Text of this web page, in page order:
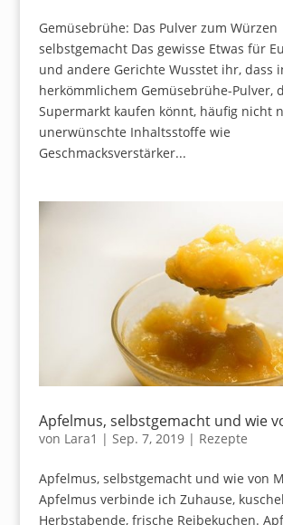
Gemüsebrühe: Das Pulver zum Würzen
selbstgemacht Das gewisse Etwas für
und andere Gerichte Wusstet ihr, dass
herkömmlichem Gemüsebrühe-Pulver,
Supermarkt kaufen könnt, häufig nicht
unerwünschte Inhaltsstoffe wie
Geschmacksverstärker...
Apfelmus, selbstgemacht und wie
von Lara1 | Sep. 7, 2019| Rezepte
Apfelmus, selbstgemacht und wie von
Apfelmus verbinde ich Zuhause,
Herbstabende, frische Reibekuchen.